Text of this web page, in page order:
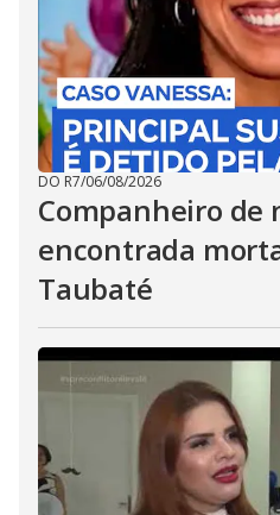
DO R7/06/08/2026
Companheiro de
encontrada
Taubaté